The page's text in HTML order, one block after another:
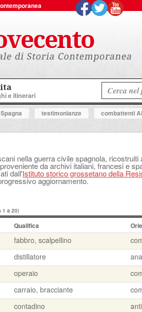
e itinerari
testimonianze combattenti
nella guerra civile spagnola,
da archivi italiani, francesi e
dall'Istituto storico grossetano della
aggiornamento.
1 a 20)
Qualifica
fabbro, scalpellino
distillatore
operaio
carraio, bracciante
contadino